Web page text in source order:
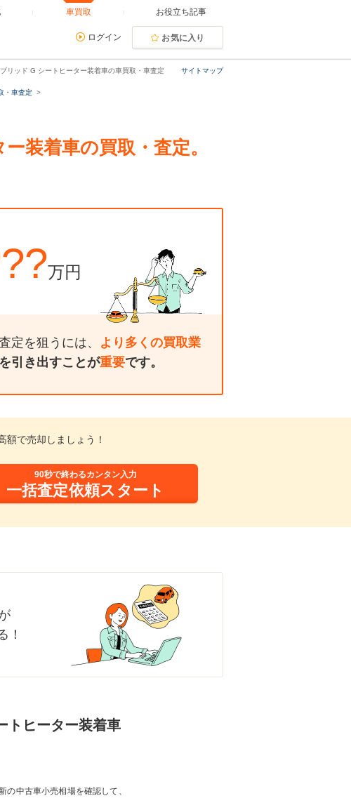
車買取 お役立ち記事
ログイン お気に入り
サイトマップ
リッド G シートヒーター装着車の車買取・車査定
・車査定
装着車の買取・査定。
万円
定を狙うには、 より多くの買取業
引き出すことが重要です。
で売却しましょう！
90秒で終わるカンタン入力
一括査定依頼スタート
！
トヒーター装着車
中古車小売相場を確認して、